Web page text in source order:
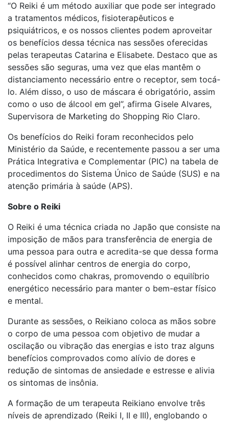
“O Reiki é um método auxiliar que pode ser integrado
a tratamentos médicos, fisioterapêuticos e
psiquiátricos, e os nossos clientes podem aproveitar
os benefícios dessa técnica nas sessões oferecidas
pelas terapeutas Catarina e Elisabete. Destaco que as
sessões são seguras, uma vez que elas mantêm o
distanciamento necessário entre o receptor, sem tocá-
lo. Além disso, o uso de máscara é obrigatório, assim
como o uso de álcool em gel”, afirma Gisele Alvares,
Supervisora de Marketing do Shopping Rio Claro.
Os benefícios do Reiki foram reconhecidos pelo
Ministério da Saúde, e recentemente passou a ser uma
Prática Integrativa e Complementar (PIC) na tabela de
procedimentos do Sistema Único de Saúde (SUS) e na
atenção primária à saúde (APS).
Sobre o Reiki
O Reiki é uma técnica criada no Japão que consiste na
imposição de mãos para transferência de energia de
uma pessoa para outra e acredita-se que dessa forma
é possível alinhar centros de energia do corpo,
conhecidos como chakras, promovendo o equilíbrio
energético necessário para manter o bem-estar físico
e mental.
Durante as sessões, o Reikiano coloca as mãos sobre
o corpo de uma pessoa com objetivo de mudar a
oscilação ou vibração das energias e isto traz alguns
benefícios comprovados como alívio de dores e
redução de sintomas de ansiedade e estresse e alivia
os sintomas de insônia.
A formação de um terapeuta Reikiano envolve três
níveis de aprendizado (Reiki I, II e III), englobando o